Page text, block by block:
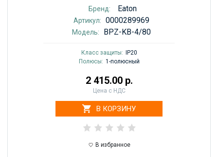
Бренд: Eaton
Артикул: 0000289969
Модель: BPZ-KB-4/80
Класс защиты:
IP20
Полюсы: 1-полюсный
2 415.00 р.
Цена с НДС
В КОРЗИНУ
В избранное